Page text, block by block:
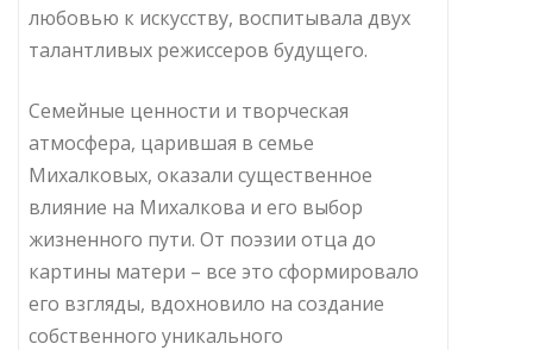
любовью к искусству, воспитывала двух
талантливых режиссеров будущего.
Семейные ценности и творческая
атмосфера, царившая в семье
Михалковых, оказали существенное
влияние на Михалкова и его выбор
жизненного пути. От поэзии отца до
картины матери – все это сформировало
его взгляды, вдохновило на создание
собственного уникального